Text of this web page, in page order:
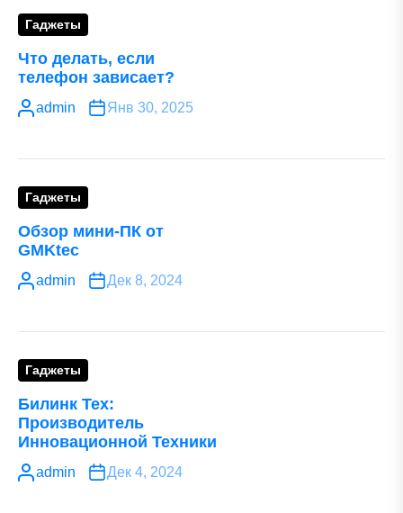
Гаджеты
Что делать, если
телефон зависает?
admin Янв 30, 2025
Гаджеты
Обзор мини-ПК от
GMKtec
admin Дек 8, 2024
Гаджеты
Билинк Тех:
Производитель
Инновационной Техники
admin Дек 4, 2024